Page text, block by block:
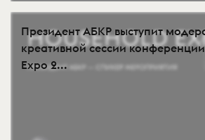
Президент АБКР выступит
креативной сессии
Expo 2...